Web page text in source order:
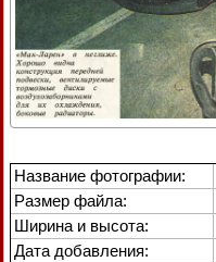
Название фотографии:
Размер файла:
Ширина и высота:
Дата добавления: